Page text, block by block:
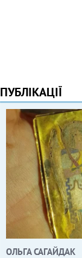
ПУБЛІКАЦІЇ
ОЛЬГА САГАЙДАК